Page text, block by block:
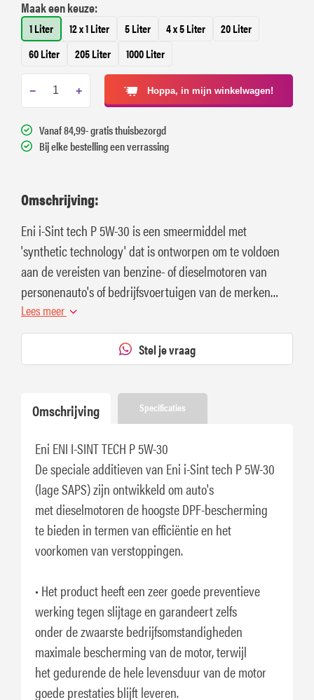
Maak een keuze:
1 Liter 12 x 1 Liter 5 Liter 4 x 5 Liter
20 Liter
60 Liter
205 Liter 1000 Liter
− + Hoppa, in mijn winkelwagen!
Vanaf 84,99- gratis thuisbezorgd
Bij elke bestelling een verrassing
Omschrijving:
Eni i-Sint tech P 5W-30 is een smeermiddel met
'synthetic technology' dat is ontworpen om te voldoen
aan de vereisten van benzine- of dieselmotoren van
personenauto's of bedrijfsvoertuigen van de merken
Peugeot en Citroën.
Lees meer
Stel je vraag
Omschrijving Specificaties
Eni ENI I-SINT TECH P 5W-30
De speciale additieven van Eni i-Sint tech P 5W-30
(lage SAPS) zijn ontwikkeld om auto's
met dieselmotoren de hoogste DPF-bescherming
te bieden in termen van efficiëntie en het
voorkomen van verstoppingen.
• Het product heeft een zeer goede preventieve
werking tegen slijtage en garandeert zelfs
onder de zwaarste bedrijfsomstandigheden
maximale bescherming van de motor, terwijl
het gedurende de hele levensduur van de motor
goede prestaties blijft leveren.